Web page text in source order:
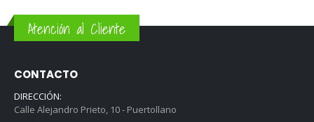
Atención al Cliente
CONTACTO
DIRECCIÓN:
Calle Alejandro Prieto, 10 - Puertollano